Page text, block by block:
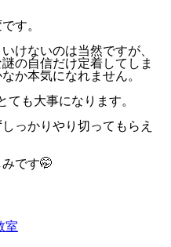
す。
けないのは当然ですが、
の自信だけ定着してしま
か本気になれません。
ても大事になります。
っかりやり切ってもらえ
です🤭
室